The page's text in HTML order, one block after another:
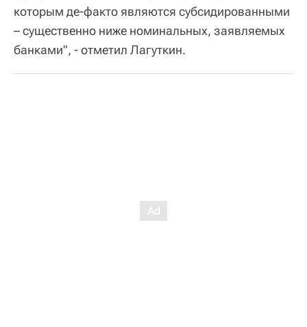
которым де-факто являются субсидированными
– существенно ниже номинальных, заявляемых
банками", - отметил Лагуткин.